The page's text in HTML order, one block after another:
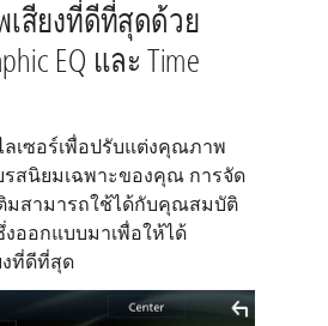
สียงที่ดีที่สุดด้วย
EQ และ Time
เซอร์เพื่อปรับแต่งคุณภาพ
รสนิยมเฉพาะของคุณ การจัด
ติมสามารถใช้ได้กับคุณสมบัติ
งออกแบบมาเพื่อให้ได้
งที่ดีที่สุด